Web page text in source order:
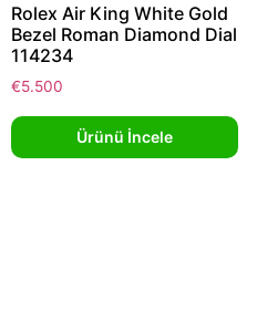
Rolex Air King White Gold
Bezel Roman Diamond Dial
114234
€5.500
Ürünü İncele